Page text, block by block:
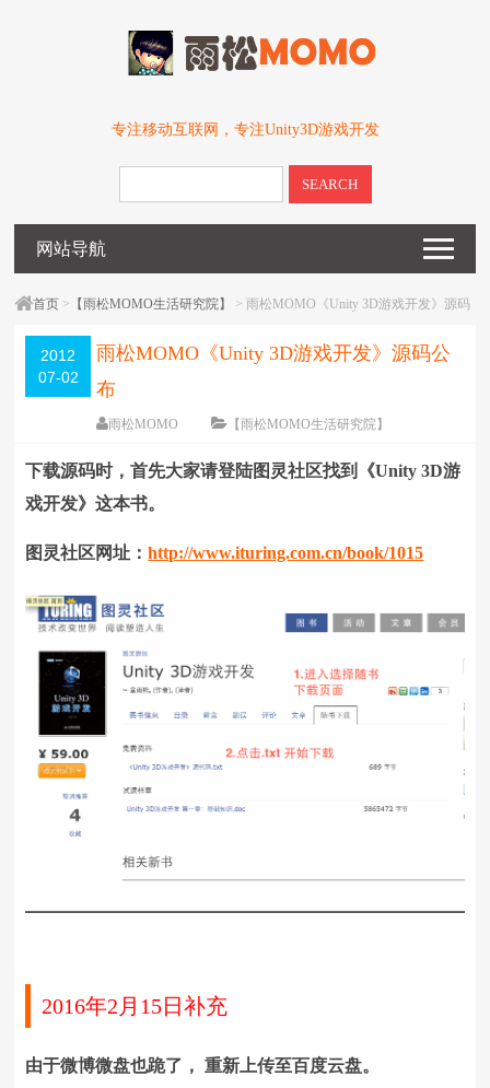
专注移动互联网，专注Unity3D游戏开发
SEARCH
网站导航
首页 > 【雨松MOMO生活研究院】
> 雨松MOMO《Unity 3D游戏开发》源码
2012
07-02
雨松MOMO《Unity 3D游戏开发》源码公
布
雨松MOMO
【雨松MOMO生活研究院】
编辑日期：2017-02-15 字体：大中小
下载源码时，首先大家请登陆图灵社区找到《Unity 3D游
戏开发》这本书。
图灵社区网址：http://www.ituring.com.cn/book/1015
2016年2月15日补充
由于微博微盘也跪了， 重新上传至百度云盘。